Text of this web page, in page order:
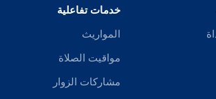
خدمات تفاعلية
المواريث
مواقيت الصلاة
مشاركات الزوار